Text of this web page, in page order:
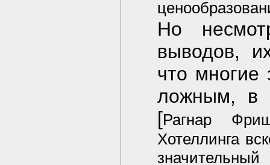
Но
выводов,
что многие
ложным, в
[Рагнар
Хотеллинга